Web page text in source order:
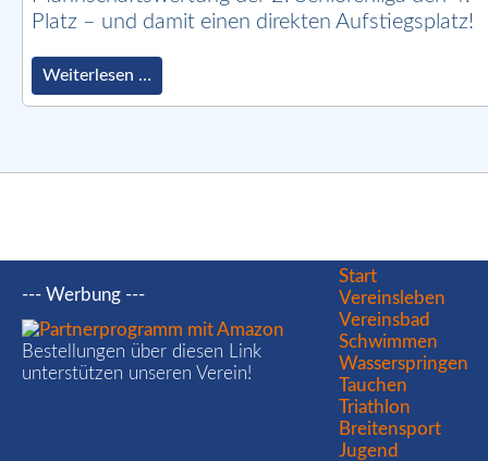
in
Bottendorf
Platz – und damit einen direkten Aufstiegsplatz!
Weiterlesen …
Auftritt
Track
Griesheim
SV
Aufstiegskurs
in
--- Werbung ---
Bestellungen über diesen Link
unterstützen unseren Verein!
Navigation
überspringen
Start
Vereinsleben
Vereinsbad
Schwimmen
Wasserspringen
Tauchen
Triathlon
Breitensport
Jugend